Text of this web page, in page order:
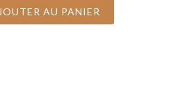
AU PANIER